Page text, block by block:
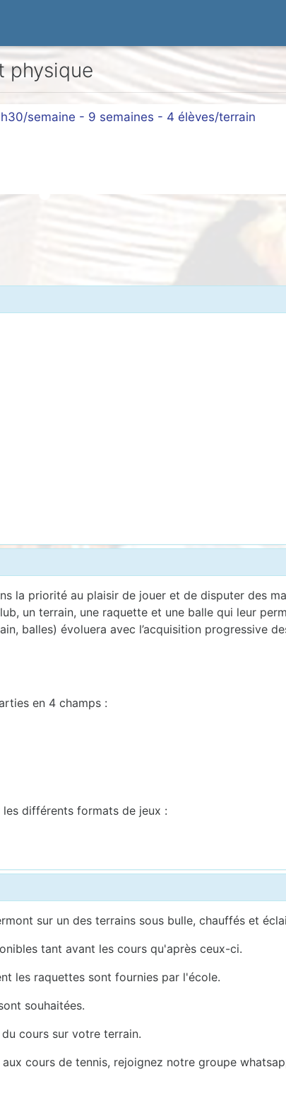
physique
semaine - 9 semaines - 4 élèves/terrain
la priorité au plaisir de jouer et de disputer des
un terrain, une raquette et une balle qui leur
balles) évoluera avec l’acquisition progressive
en 4 champs :
différents formats de jeux :
sur un des terrains sous bulle, chauffés et
tant avant les cours qu'après ceux-ci.
les raquettes sont fournies par l'école.
souhaitées.
cours sur votre terrain.
cours de tennis, rejoignez notre groupe